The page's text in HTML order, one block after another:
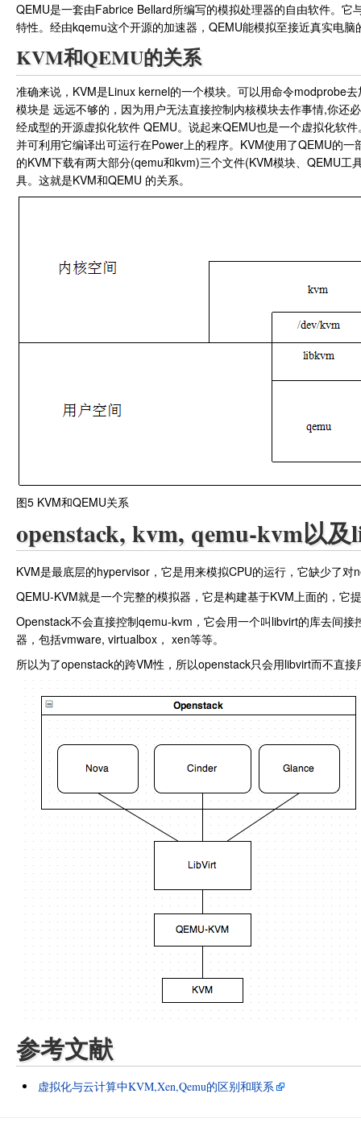
QEMU是一套由Fabrice Bellard所编写的模拟处理器的自由软件。
特性。经由kqemu这个开源的加速器，QEMU能模拟至接近真实电脑
KVM和QEMU的关系
准确来说，KVM是Linux kernel的一个模块。可以用命令modprobe
模块是 远远不够的，因为用户无法直接控制内核模块去作事情,你还
经成型的开源虚拟化软件 QEMU。说起来QEMU也是一个虚拟化软
并可利用它编译出可运行在Power上的程序。KVM使用了QEMU的
的KVM下载有两大部分(qemu和kvm)三个文件(KVM模块、QEMU
具。这就是KVM和QEMU 的关系。
图5 KVM和QEMU关系
openstack, kvm, qemu-kvm以
KVM是最底层的hypervisor，它是用来模拟CPU的运行，它缺少了
QEMU-KVM就是一个完整的模拟器，它是构建基于KVM上面的，它
Openstack不会直接控制qemu-kvm，它会用一个叫libvirt的库去间
器，包括vmware, virtualbox， xen等等。
所以为了openstack的跨VM性，所以openstack只会用libvirt而不直
参考文献
虚拟化与云计算中KVM,Xen,Qemu的区别和联系